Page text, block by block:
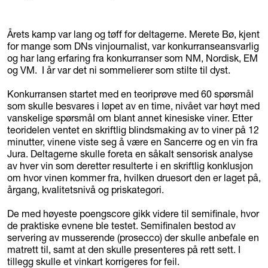
Årets kamp var lang og tøff for deltagerne. Merete Bø, kjent
for mange som DNs vinjournalist, var konkurranseansvarlig
og har lang erfaring fra konkurranser som NM, Nordisk, EM
og VM. I år var det ni sommelierer som stilte til dyst.
Konkurransen startet med en teoriprøve med 60 spørsmål
som skulle besvares i løpet av en time, nivået var høyt med
vanskelige spørsmål om blant annet kinesiske viner. Etter
teoridelen ventet en skriftlig blindsmaking av to viner på 12
minutter, vinene viste seg å være en Sancerre og en vin fra
Jura. Deltagerne skulle foreta en såkalt sensorisk analyse
av hver vin som deretter resulterte i en skriftlig konklusjon
om hvor vinen kommer fra, hvilken druesort den er laget på,
årgang, kvalitetsnivå og priskategori.
De med høyeste poengscore gikk videre til semifinale, hvor
de praktiske evnene ble testet. Semifinalen bestod av
servering av musserende (prosecco) der skulle anbefale en
matrett til, samt at den skulle presenteres på rett sett. I
tillegg skulle et vinkart korrigeres for feil.